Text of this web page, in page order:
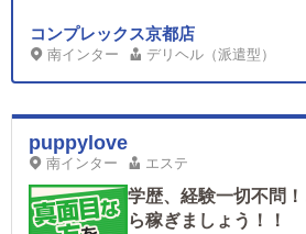
コンプレックス京都店
南インター デリヘル（派遣型）
puppylove
南インター エステ
学歴、経験一切不問
ら稼ぎましょう！！